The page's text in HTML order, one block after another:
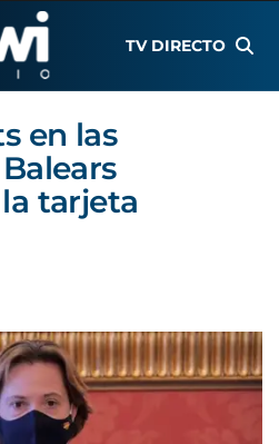
TV DIRECTO
en las
tarjeta